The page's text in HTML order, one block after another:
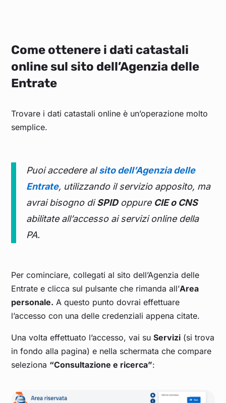
Come ottenere i dati catastali
online sul sito dell’Agenzia delle
Entrate
Trovare i dati catastali online è un’operazione molto
semplice.
Puoi accedere alsito dell’Agenzia delle
Entrate, utilizzando il servizio apposito, ma
avrai bisogno diSPIDoppure CIE o CNS
abilitate all’accesso ai servizi online della
PA.
Per cominciare, collegati al sito dell’Agenzia delle
Entrate e clicca sul pulsante che rimanda all’Area
personale. A questo punto dovrai effettuare
l’accesso con una delle credenziali appena citate.
Una volta effettuato l’accesso, vai suServizi (si trova
in fondo alla pagina) e nella schermata che compare
seleziona “Consultazione e ricerca”: